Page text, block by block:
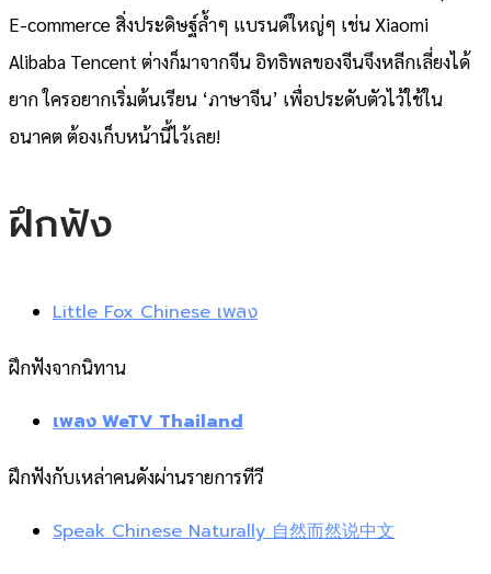
E-commerce สิ่งประดิษฐ์ล้ำๆ แบรนด์ใหญ่ๆ เช่น Xiaomi
Alibaba Tencent ต่างก็มาจากจีน อิทธิพลของจีนจึงหลีกเลี่ยงได้
ยาก ใครอยากเริ่มต้นเรียน ‘ภาษาจีน’ เพื่อประดับตัวไว้ใช้ใน
อนาคต ต้องเก็บหน้านี้ไว้เลย!
ฝึกฟัง
Little Fox Chinese เพลง
ฝึกฟังจากนิทาน
เพลง WeTV Thailand
ฝึกฟังกับเหล่าคนดังผ่านรายการทีวี
Speak Chinese Naturally 自然而然说中文